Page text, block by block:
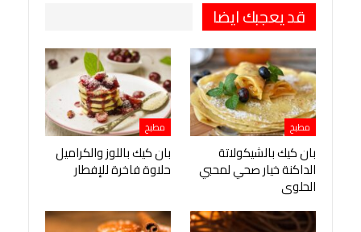
قد يعجبك ايضا
مطبخ
بان كيك بالشيكولاتة
الداكنة خيار صحي لمحبي
الحلوى
مطبخ
بان كيك باللوز والكراميل
حلاوة فاخرة للإفطار